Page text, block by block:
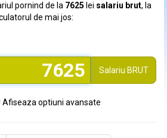
pornind de la 7625 lei salariu brut, la
de mai jos:
Salariu BRUT
Afiseaza optiuni avansate